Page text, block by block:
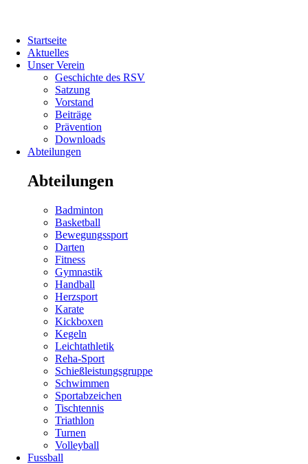
überspringen
Startseite
Aktuelles
Unser Verein
Geschichte des RSV
Satzung
Vorstand
Beiträge
Prävention
Downloads
Abteilungen
Abteilungen
Navigation
überspringen
Badminton
Basketball
Bewegungssport
Darten
Fitness
Gymnastik
Handball
Herzsport
Navigation
überspringen
Karate
Kickboxen
Kegeln
Leichtathletik
Reha-Sport
Schießleistungsgruppe
Schwimmen
Navigation
überspringen
Sportabzeichen
Tischtennis
Triathlon
Turnen
Volleyball
Fussball